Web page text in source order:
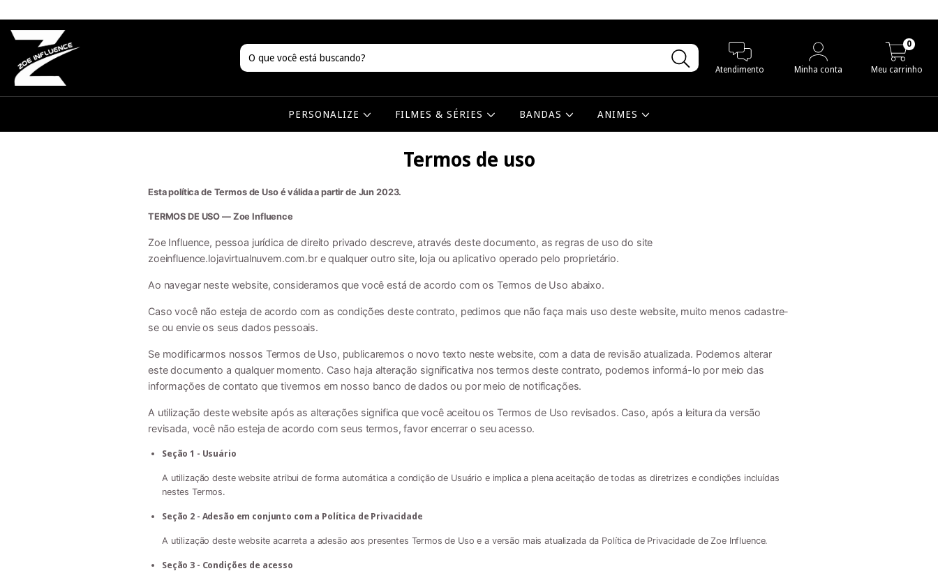
Atendimento Minha conta Meu carrinho
0
PERSONALIZE FILMES & SÉRIES BANDAS ANIMES
Termos de uso
Esta política de Termos de Uso é válida a partir de Jun 2023.
TERMOS DE USO — Zoe Influence
Zoe Influence, pessoa jurídica de direito privado descreve, através deste documento, as regras de uso do site
zoeinfluence.lojavirtualnuvem.com.br e qualquer outro site, loja ou aplicativo operado pelo proprietário.
Ao navegar neste website, consideramos que você está de acordo com os Termos de Uso abaixo.
Caso você não esteja de acordo com as condições deste contrato, pedimos que não faça mais uso deste website, muito menos cadastre-
se ou envie os seus dados pessoais.
Se modificarmos nossos Termos de Uso, publicaremos o novo texto neste website, com a data de revisão atualizada. Podemos alterar
este documento a qualquer momento. Caso haja alteração significativa nos termos deste contrato, podemos informá-lo por meio das
informações de contato que tivermos em nosso banco de dados ou por meio de notificações.
A utilização deste website após as alterações significa que você aceitou os Termos de Uso revisados. Caso, após a leitura da versão
revisada, você não esteja de acordo com seus termos, favor encerrar o seu acesso.
Seção 1 - Usuário
A utilização deste website atribui de forma automática a condição de Usuário e implica a plena aceitação de todas as diretrizes e condições incluídas
nestes Termos.
Seção 2 - Adesão em conjunto com a Política de Privacidade
A utilização deste website acarreta a adesão aos presentes Termos de Uso e a versão mais atualizada da Política de Privacidade de Zoe Influence.
Seção 3 - Condições de acesso